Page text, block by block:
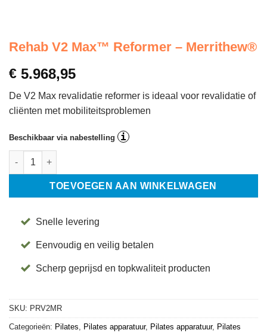
Rehab V2 Max™ Reformer – Merrithew®
€ 5.968,95
De V2 Max revalidatie reformer is ideaal voor revalidatie of
cliënten met mobiliteitsproblemen
Beschikbaar via nabestelling i
Rehab V2 Max™ Reformer - Merrithew® aantal
TOEVOEGEN AAN WINKELWAGEN
Snelle levering
Eenvoudig en veilig betalen
Scherp geprijsd en topkwaliteit producten
SKU: PRV2MR
Categorieën: Pilates Pilates apparatuur, Pilates apparatuur, Pilates